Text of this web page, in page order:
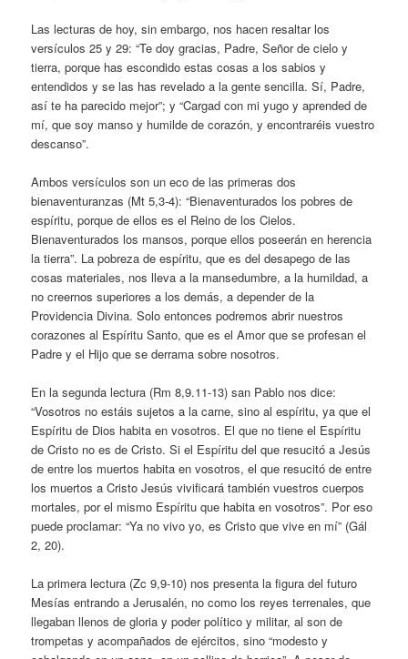
Las lecturas de hoy, sin embargo, nos hacen resaltar los
versículos 25 y 29: “Te doy gracias, Padre, Señor de cielo y
tierra, porque has escondido estas cosas a los sabios y
entendidos y se las has revelado a la gente sencilla. Sí, Padre,
así te ha parecido mejor”; y “Cargad con mi yugo y aprended de
mí, que soy manso y humilde de corazón, y encontraréis vuestro
descanso”.
Ambos versículos son un eco de las primeras dos
bienaventuranzas (Mt 5,3-4): “Bienaventurados los pobres de
espíritu, porque de ellos es el Reino de los Cielos.
Bienaventurados los mansos, porque ellos poseerán en herencia
la tierra”. La pobreza de espíritu, que es del desapego de las
cosas materiales, nos lleva a la mansedumbre, a la humildad, a
no creernos superiores a los demás, a depender de la
Providencia Divina. Solo entonces podremos abrir nuestros
corazones al Espíritu Santo, que es el Amor que se profesan el
Padre y el Hijo que se derrama sobre nosotros.
En la segunda lectura (Rm 8,9.11-13) san Pablo nos dice:
“Vosotros no estáis sujetos a la carne, sino al espíritu, ya que el
Espíritu de Dios habita en vosotros. El que no tiene el Espíritu
de Cristo no es de Cristo. Si el Espíritu del que resucitó a Jesús
de entre los muertos habita en vosotros, el que resucitó de entre
los muertos a Cristo Jesús vivificará también vuestros cuerpos
mortales, por el mismo Espíritu que habita en vosotros”. Por eso
puede proclamar: “Ya no vivo yo, es Cristo que vive en mí” (Gál
2, 20).
La primera lectura (Zc 9,9-10) nos presenta la figura del futuro
Mesías entrando a Jerusalén, no como los reyes terrenales, que
llegaban llenos de gloria y poder político y militar, al son de
trompetas y acompañados de ejércitos, sino “modesto y